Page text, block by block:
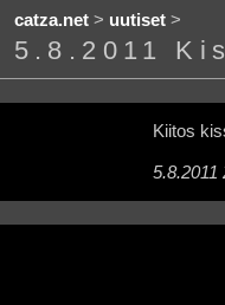
catza.net> uutiset>
5.8.2011
Kiitos
5.8.2011